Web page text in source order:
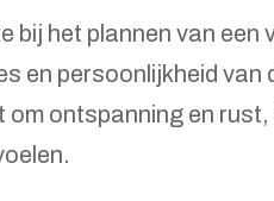
bij het plannen van
en persoonlijkheid
ontspanning en